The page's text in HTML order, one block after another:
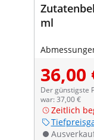
ml
36,00
Der günstigste
war: 37,00 €
Zeitlich